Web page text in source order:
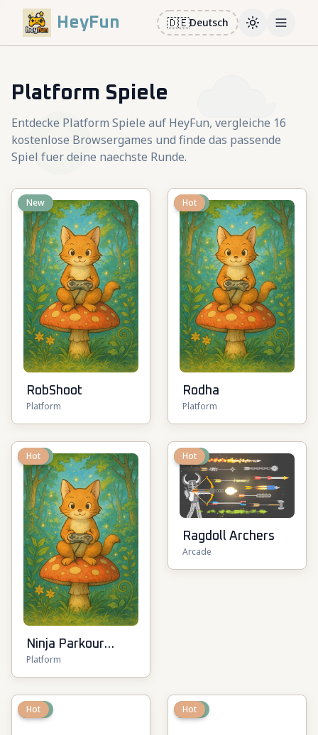
HeyFun 🇩🇪Deutsch ToggleOpen
Platform Spiele
Entdecke Platform Spiele auf HeyFun, vergleiche 16
kostenlose Browsergames und finde das passende
Spiel fuer deine naechste Runde.
New
RobShoot
Platform
New
Hot
Rodha
Platform
New
Hot
Ninja Parkour
Multiplayer
Platform
New
Hot
Ragdoll Archers
Arcade
New
Hot New
Hot